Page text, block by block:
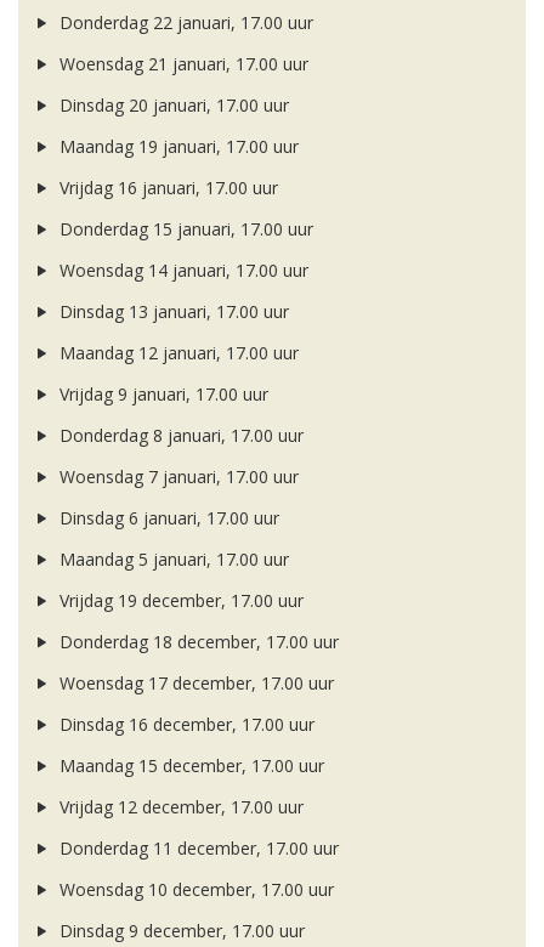
Donderdag 22 januari, 17.00 uur
Woensdag 21 januari, 17.00 uur
Dinsdag 20 januari, 17.00 uur
Maandag 19 januari, 17.00 uur
Vrijdag 16 januari, 17.00 uur
Donderdag 15 januari, 17.00 uur
Woensdag 14 januari, 17.00 uur
Dinsdag 13 januari, 17.00 uur
Maandag 12 januari, 17.00 uur
Vrijdag 9 januari, 17.00 uur
Donderdag 8 januari, 17.00 uur
Woensdag 7 januari, 17.00 uur
Dinsdag 6 januari, 17.00 uur
Maandag 5 januari, 17.00 uur
Vrijdag 19 december, 17.00 uur
Donderdag 18 december, 17.00 uur
Woensdag 17 december, 17.00 uur
Dinsdag 16 december, 17.00 uur
Maandag 15 december, 17.00 uur
Vrijdag 12 december, 17.00 uur
Donderdag 11 december, 17.00 uur
Woensdag 10 december, 17.00 uur
Dinsdag 9 december, 17.00 uur